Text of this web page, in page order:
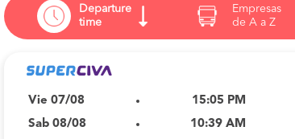
Departure
time
Empresas
de A a Z
Vie 07/08
15:05 PM
Sab 08/08
10:39 AM